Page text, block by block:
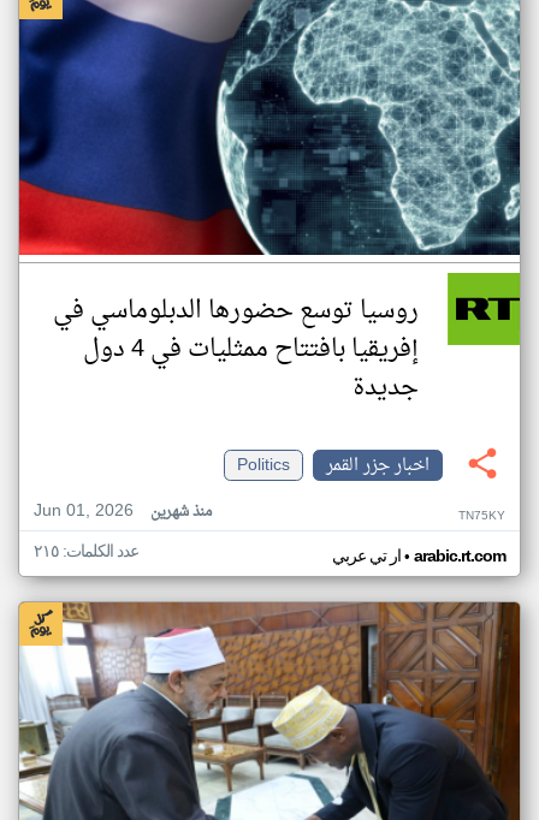
روسيا توسع حضورها الدبلوماسي في
إفريقيا بافتتاح ممثليات في 4 دول
جديدة
اخبار جزر القمر
Politics
Jun 01, 2026
منذ شهرين TN75KY
ار تي عربي• arabic.rt.com عدد الكلمات: ٢١٥